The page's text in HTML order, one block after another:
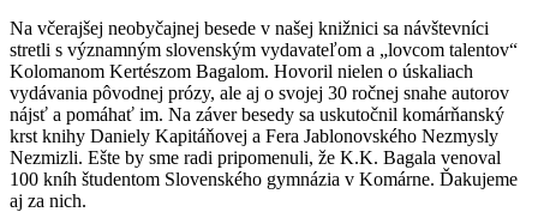
Na včerajšej neobyčajnej besede v našej knižnici sa návštevníci
stretli s významným slovenským vydavateľom a „lovcom talentov“
Kolomanom Kertészom Bagalom. Hovoril nielen o úskaliach
vydávania pôvodnej prózy, ale aj o svojej 30 ročnej snahe autorov
nájsť a pomáhať im. Na záver besedy sa uskutočnil komárňanský
krst knihy Daniely Kapitáňovej a Fera Jablonovského Nezmysly
Nezmizli. Ešte by sme radi pripomenuli, že K.K. Bagala venoval
100 kníh študentom Slovenského gymnázia v Komárne. Ďakujeme
aj za nich.